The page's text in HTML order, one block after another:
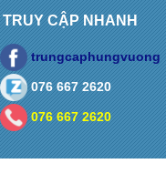
TRUY CẬP NHANH
trungcaphungvuong
076 667 2620
076 667 2620